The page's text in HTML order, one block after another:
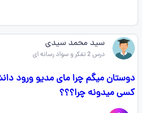
سید محمد سیدی
درس 2 تفکر و سواد رسانه ای
دوستان میگم چرا مای مدیو ورود
کسی میدونه چرا؟؟؟